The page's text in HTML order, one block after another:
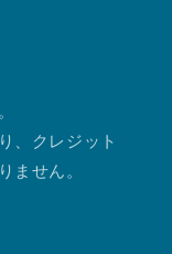
、クレジット
ません。